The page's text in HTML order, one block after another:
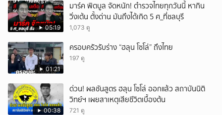
05:19
มาร์ค พิตบูล จัดหนัก! ตำรวจไทยทุกวันนี้ หากิน
วิ่งเต้น ตั้งด่าน มันถึงได้เกิด 5 ศ_ที่ชลบุรี
1,073 ดู
01:21
ครอบครัวรับร่าง “ฮลุน โซโล่” ถึงไทย
197 ดู
00:38
ด่วน! ผลชันสูตร ฮลุน โซโล่ ออกแล้ว สถาบันนิติ
วิทย์ฯ เผยสาเหตุเสียชีวิตเบื้องต้น
721 ดู